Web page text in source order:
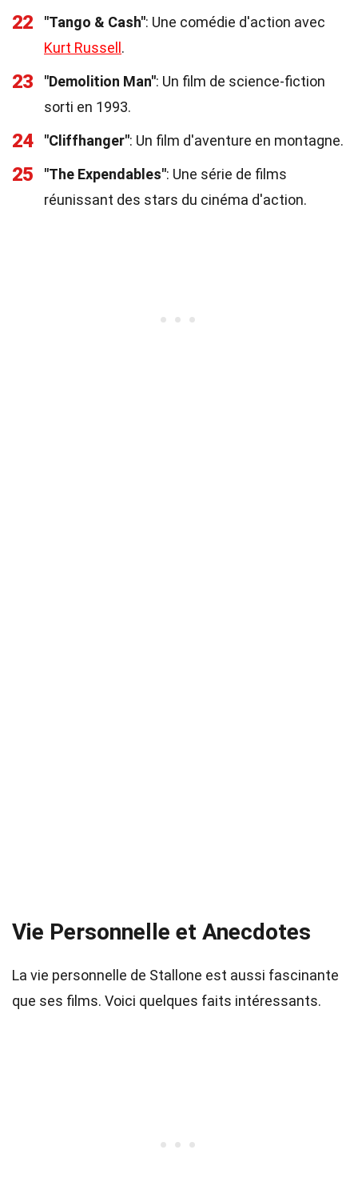
22 "Tango & Cash": Une comédie d'action avec
Kurt Russell .
23 "Demolition Man": Un film de science-fiction
sorti en 1993.
24 "Cliffhanger": Un film d'aventure en montagne.
25 "The Expendables": Une série de films
réunissant des stars du cinéma d'action.
Vie Personnelle et Anecdotes
La vie personnelle de Stallone est aussi fascinante
que ses films. Voici quelques faits intéressants.